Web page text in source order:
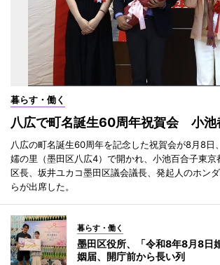
暮らす・働く
八広で町名誕生60周年祝賀会 小池
八広の町名誕生60周年を記念した祝賀会が8月8日
嬬の里（墨田区八広4）で開かれ、小池百合子東京
区長、坂井ユカコ墨田区議会議長、発起人のホン
らが出席した。
暮らす・働く
墨田区役所、「令和8年8月8
姻届、開庁前から長い列